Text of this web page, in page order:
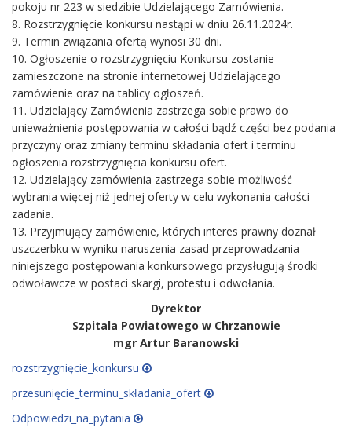
pokoju nr 223 w siedzibie Udzielającego Zamówienia.
8. Rozstrzygnięcie konkursu nastąpi w dniu 26.11.2024r.
9. Termin związania ofertą wynosi 30 dni.
10. Ogłoszenie o rozstrzygnięciu Konkursu zostanie
zamieszczone na stronie internetowej Udzielającego
zamówienie oraz na tablicy ogłoszeń.
11. Udzielający Zamówienia zastrzega sobie prawo do
unieważnienia postępowania w całości bądź części bez podania
przyczyny oraz zmiany terminu składania ofert i terminu
ogłoszenia rozstrzygnięcia konkursu ofert.
12. Udzielający zamówienia zastrzega sobie możliwość
wybrania więcej niż jednej oferty w celu wykonania całości
zadania.
13. Przyjmujący zamówienie, których interes prawny doznał
uszczerbku w wyniku naruszenia zasad przeprowadzania
niniejszego postępowania konkursowego przysługują środki
odwoławcze w postaci skargi, protestu i odwołania.
Dyrektor
Szpitala Powiatowego w Chrzanowie
mgr Artur Baranowski
rozstrzygnięcie_konkursu
przesunięcie_terminu_składania_ofert
Odpowiedzi_na_pytania